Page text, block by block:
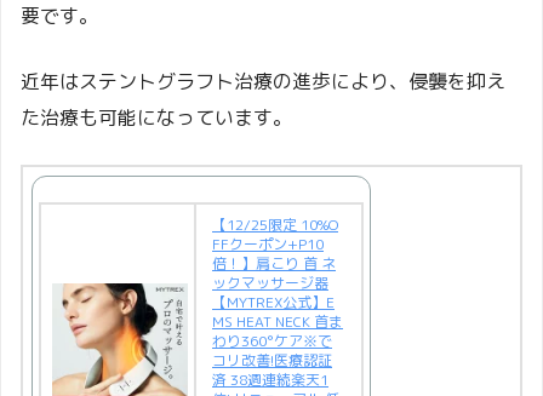
要です。
近年はステントグラフト治療の進歩により、侵襲を抑え
た治療も可能になっています。
【12/25限定 10%O
FFクーポン+P10
倍！】肩こり 首 ネ
ックマッサージ器
【MYTREX公式】E
MS HEAT NECK 首ま
わり360°ケア※で
コリ改善!医療認証
済 38週連続楽天1